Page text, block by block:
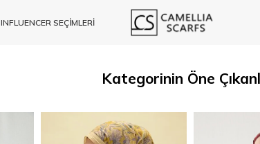
INFLUENCER SEÇİMLERİ
Kategorinin Öne